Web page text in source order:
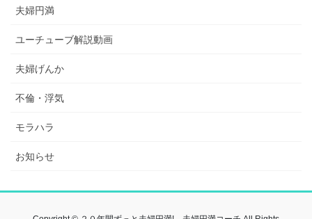
夫婦円満
ユーチューブ解説動画
夫婦げんか
不倫・浮気
モラハラ
お知らせ